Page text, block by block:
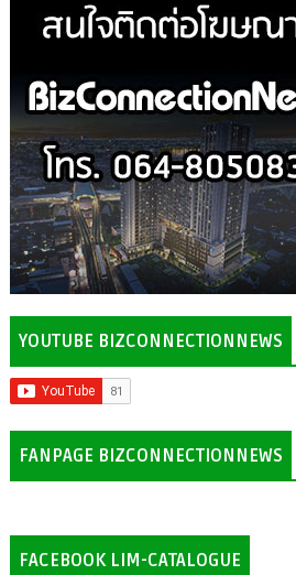
YOUTUBE BIZCONNECTIONNEWS
FANPAGE BIZCONNECTIONNEWS
FACEBOOK LIM-CATALOGUE